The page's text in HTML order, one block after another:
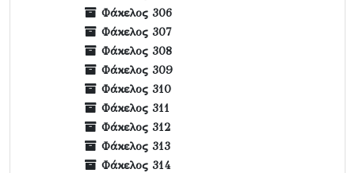
Φάκελος 306
Φάκελος 307
Φάκελος 308
Φάκελος 309
Φάκελος 310
Φάκελος 311
Φάκελος 312
Φάκελος 313
Φάκελος 314